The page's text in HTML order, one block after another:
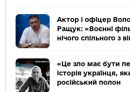
Актор і офіцер
Ращук: «Воєнні
нічого спільного з
«Це зло має бути
історія українця,
російський полон